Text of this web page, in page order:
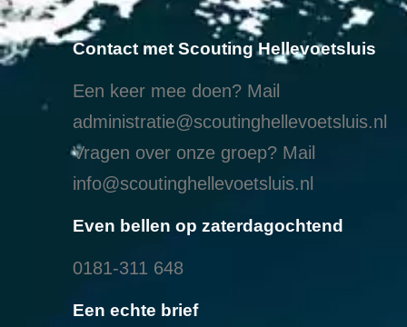
Contact met Scouting Hellevoetsluis
Een keer mee doen? Mail
administratie@scoutinghellevoetsluis.nl
Vragen over onze groep? Mail
info@scoutinghellevoetsluis.nl
Even bellen op zaterdagochtend
0181-311 648
Een echte brief